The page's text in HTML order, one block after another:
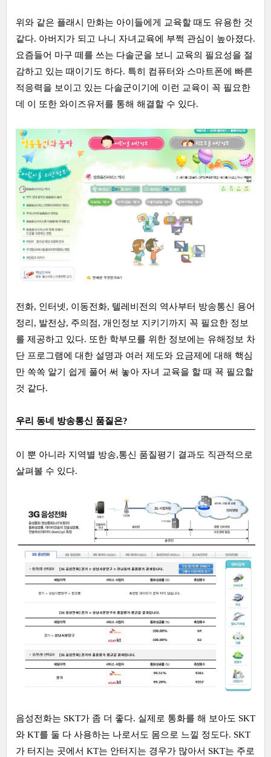
위와 같은 플래시 만화는 아이들에게 교육할 때도 유용한 것
같다. 아버지가 되고 나니 자녀교육에 부쩍 관심이 높아졌다.
요즘들어 마구 떼를 쓰는 다솔군을 보니 교육의 필요성을 절
감하고 있는 때이기도 하다. 특히 컴퓨터와 스마트폰에 빠른
적응력을 보이고 있는 다솔군이기에 이런 교육이 꼭 필요한
데 이 또한 와이즈유저를 통해 해결할 수 있다.
전화, 인터넷, 이동전화, 텔레비전의 역사부터 방송통신 용어
정리, 발전상, 주의점, 개인정보 지키기까지 꼭 필요한 정보
를 제공하고 있다. 또한 학부모를 위한 정보에는 유해정보 차
단 프로그램에 대한 설명과 여러 제도와 요금제에 대해 핵심
만 쏙쏙 알기 쉽게 풀어 써 놓아 자녀 교육을 할 때 꾝 필요할
것 같다.
우리 동네 방송통신 품질은?
이 뿐 아니라 지역별 방송,통신 품질평기 결과도 직관적으로
살펴볼 수 있다.
음성전화는 SKT가 좀 더 좋다. 실제로 통화를 해 보아도 SKT
와 KT를 둘 다 사용하는 나로서도 몸으로 느낄 정도다. SKT
가 터지는 곳에서 KT는 안터지는 경우가 많아서 SKT는 주로